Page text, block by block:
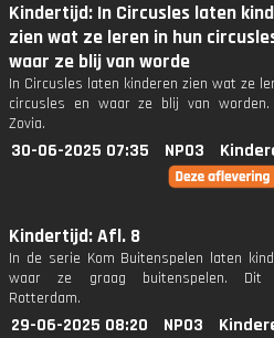
Kindertijd: In Circusles laten
zien wat ze leren in hun
waar ze blij van worde
In Circusles laten kinderen zien wat ze
circusles en waar ze blij van
Zovia.
30-06-2025 07:35 NPO3
Kindertijd: Afl. 8
In de serie Kom Buitenspelen laten
waar ze graag buitenspelen.
Rotterdam.
29-06-2025 08:20 NPO3